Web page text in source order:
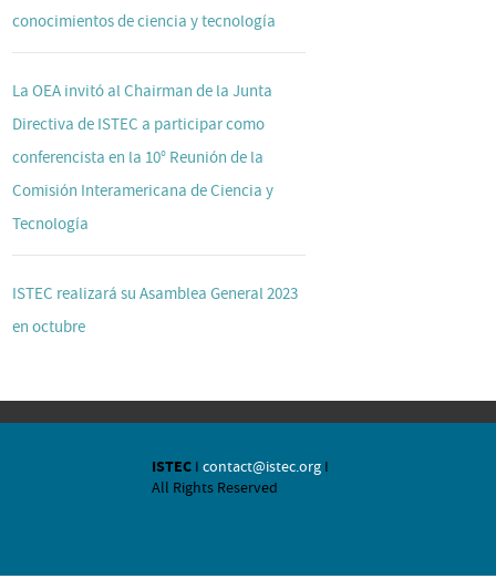
conocimientos de ciencia y tecnología
La OEA invitó al Chairman de la Junta
Directiva de ISTEC a participar como
conferencista en la 10° Reunión de la
Comisión Interamericana de Ciencia y
Tecnología
ISTEC realizará su Asamblea General 2023
en octubre
ISTECI contact@istec.orgI
All Rights Reserved